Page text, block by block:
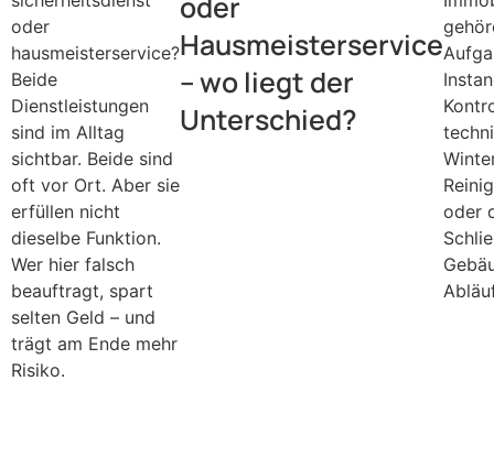
oder
hausmeisterservice?
Beide
Dienstleistungen
sind im Alltag
sichtbar. Beide sind
oft vor Ort. Aber sie
erfüllen nicht
dieselbe Funktion.
Wer hier falsch
beauftragt, spart
selten Geld – und
trägt am Ende mehr
Risiko.
Hausmeisterservice
– wo liegt der
Unterschied?
oder